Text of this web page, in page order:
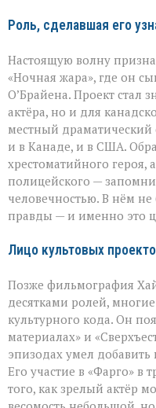
Роль, сделавшая его
Настоящую волну
«Ночная жара», где он
О’Брайена. Проект стал
актёра, но и для
местный
и в Канаде, и в США.
хрестоматийного героя,
полицейского —
человечностью. В нём не
правды — и именно это
Лицо культовых
Позже фильмография
десятками ролей,
культурного кода. Он
материалах» и
эпизодах умел добавить
Его участие в «Фарго» в
того, как зрелый актёр